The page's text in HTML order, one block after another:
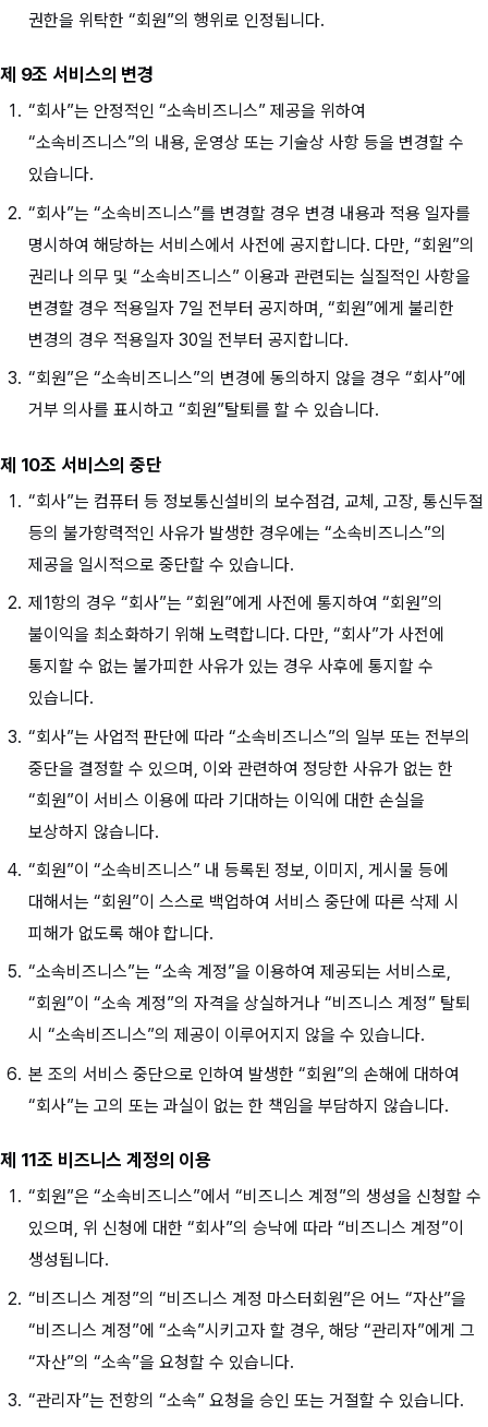
권한을 위탁한 “회원”의 행위로 인정됩니다.
제 9조 서비스의 변경
“회사”는 안정적인 “소속비즈니스” 제공을 위하여
“소속비즈니스”의 내용, 운영상 또는 기술상 사항 등을 변경할 수
있습니다.
“회사”는 “소속비즈니스”를 변경할 경우 변경 내용과 적용 일자를
명시하여 해당하는 서비스에서 사전에 공지합니다. 다만, “회원”의
권리나 의무 및 “소속비즈니스” 이용과 관련되는 실질적인 사항을
변경할 경우 적용일자 7일 전부터 공지하며, “회원”에게 불리한
변경의 경우 적용일자 30일 전부터 공지합니다.
“회원”은 “소속비즈니스”의 변경에 동의하지 않을 경우 “회사”에
거부 의사를 표시하고 “회원”탈퇴를 할 수 있습니다.
제 10조 서비스의 중단
“회사”는 컴퓨터 등 정보통신설비의 보수점검, 교체, 고장, 통신두절
등의 불가항력적인 사유가 발생한 경우에는 “소속비즈니스”의
제공을 일시적으로 중단할 수 있습니다.
제1항의 경우 “회사”는 “회원”에게 사전에 통지하여 “회원”의
불이익을 최소화하기 위해 노력합니다. 다만, “회사”가 사전에
통지할 수 없는 불가피한 사유가 있는 경우 사후에 통지할 수
있습니다.
“회사”는 사업적 판단에 따라 “소속비즈니스”의 일부 또는 전부의
중단을 결정할 수 있으며, 이와 관련하여 정당한 사유가 없는 한
“회원”이 서비스 이용에 따라 기대하는 이익에 대한 손실을
보상하지 않습니다.
“회원”이 “소속비즈니스” 내 등록된 정보, 이미지, 게시물 등에
대해서는 “회원”이 스스로 백업하여 서비스 중단에 따른 삭제 시
피해가 없도록 해야 합니다.
“소속비즈니스”는 “소속 계정”을 이용하여 제공되는 서비스로,
“회원”이 “소속 계정”의 자격을 상실하거나 “비즈니스 계정” 탈퇴
시 “소속비즈니스”의 제공이 이루어지지 않을 수 있습니다.
본 조의 서비스 중단으로 인하여 발생한 “회원”의 손해에 대하여
“회사”는 고의 또는 과실이 없는 한 책임을 부담하지 않습니다.
제 11조 비즈니스 계정의 이용
“회원”은 “소속비즈니스”에서 “비즈니스 계정”의 생성을 신청할 수
있으며, 위 신청에 대한 “회사”의 승낙에 따라 “비즈니스 계정”이
생성됩니다.
“비즈니스 계정”의 “비즈니스 계정 마스터회원”은 어느 “자산”을
“비즈니스 계정”에 “소속”시키고자 할 경우, 해당 “관리자”에게 그
“자산”의 “소속”을 요청할 수 있습니다.
“관리자”는 전항의 “소속” 요청을 승인 또는 거절할 수 있습니다.